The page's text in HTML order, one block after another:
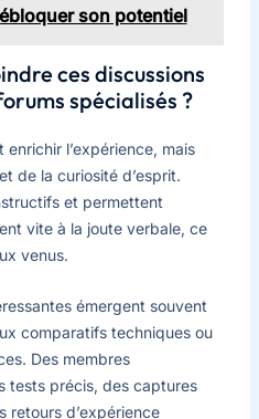
son potentiel
ces discussions
spécialisés ?
l’expérience, mais
de la curiosité d’esprit.
et permettent
vite à la joute verbale, ce
venus.
émergent souvent
comparatifs techniques ou
Des membres
tests précis, des captures
retours d’expérience